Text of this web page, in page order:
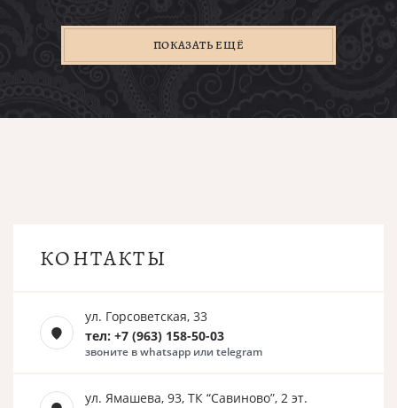
ПОКАЗАТЬ ЕЩЁ
КОНТАКТЫ
ул. Горсоветская, 33
тел: +7 (963) 158-50-03
звоните в whatsapp или telegram
ул. Ямашева, 93, ТК “Савиново”, 2 эт.